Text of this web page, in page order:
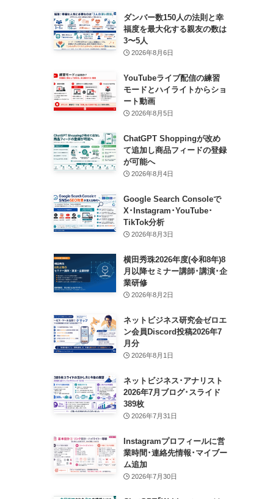
ダンバー数150人の法則と幸
福度を最大化する親友の数は
3〜5人
2026年8月6日
YouTubeライブ配信の練習
モードとハイライトからショ
ート動画
2026年8月5日
ChatGPT Shoppingが改め
て追加し商品フィードの登録
が可能へ
2026年8月4日
Google Search Consoleで
X･Instagram･YouTube･
TikTok分析
2026年8月3日
横田秀珠2026年度(令和8年)8
月以降セミナー講師･講演･企
業研修
2026年8月2日
ネットビジネス研究会ゼロエ
ン会員Discord投稿2026年7
月分
2026年8月1日
ネットビジネス･アナリスト
2026年7月ブログ･スライド
389枚
2026年7月31日
Instagramプロフィールに営
業時間･連絡先情報･マイブー
ム追加
2026年7月30日